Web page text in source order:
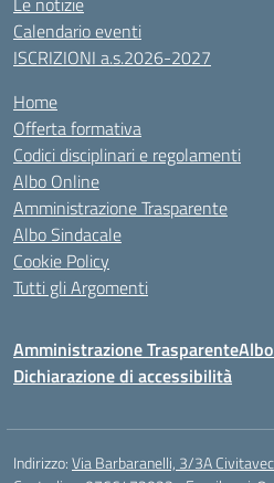
Calendario eventi
ISCRIZIONI a.s.2026-2027
Home
Offerta formativa
Codici disciplinari e regolamenti
Albo Online
Amministrazione Trasparente
Albo Sindacale
Cookie Policy
Tutti gli Argomenti
Amministrazione Trasparente
Dichiarazione di accessibilità
Indirizzo:Via Barbaranelli, 3/3A